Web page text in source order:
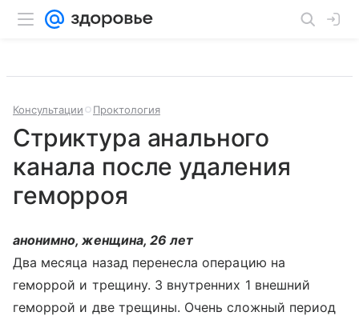
Консультации Проктология
Стриктура анального
канала после удаления
геморроя
анонимно, женщина, 26 лет
Два месяца назад перенесла операцию на
геморрой и трещину. 3 внутренних 1 внешний
геморрой и две трещины. Очень сложный период